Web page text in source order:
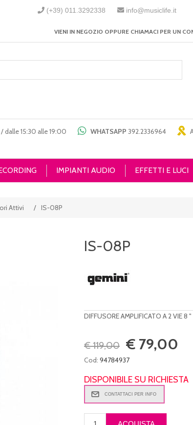
(+39) 011.3292338 info@musiclife.it
VIENI IN NEGOZIO OPPURE CHIAMACI PER UN
dalle 15:30 alle 19:00 WHATSAPP 392.2336964
IMPIANTI AUDIO EFFETTI E LUCI
Attivi / IS-08P
IS-08P
DIFFUSORE AMPLIFICATO A 2 VIE 8 "
€ 119,00 € 79,00
Cod: 94784937
DISPONIBILE SU RICHIESTA